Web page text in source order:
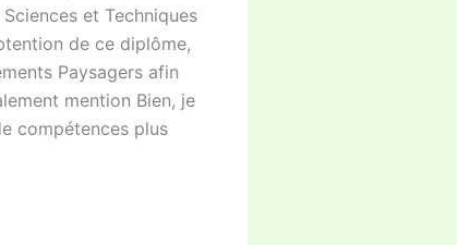
et Techniques
de ce diplôme,
Paysagers afin
mention Bien, je
compétences plus